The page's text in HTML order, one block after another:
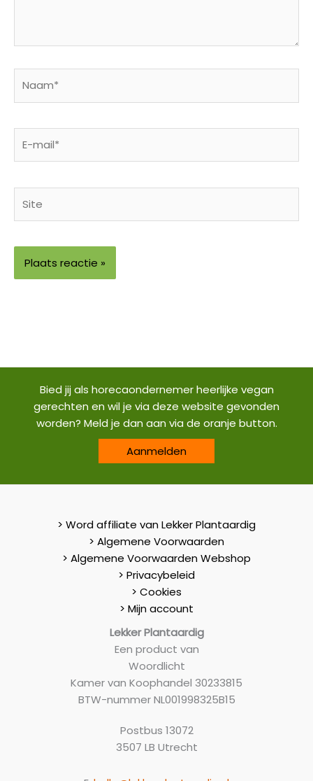
mail*
Bied jij als horecaondernemer heerlijke vegan
gerechten en wil je via deze website gevonden
worden? Meld je dan aan via de oranje button.
Aanmelden
> Word affiliate van Lekker Plantaardig
> Algemene Voorwaarden
> Algemene Voorwaarden Webshop
> Privacybeleid
> Cookies
> Mijn account
Lekker Plantaardig
Een product van
Woordlicht
Kamer van Koophandel 30233815
BTW-nummer NL001998325B15
Postbus 13072
3507 LB Utrecht